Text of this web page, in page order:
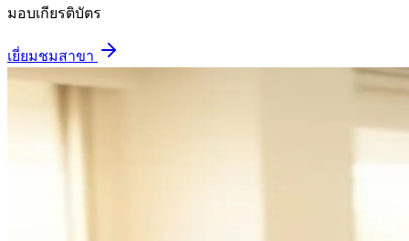
มอบเกียรติบัตร
เยี่ยมชมสาขา